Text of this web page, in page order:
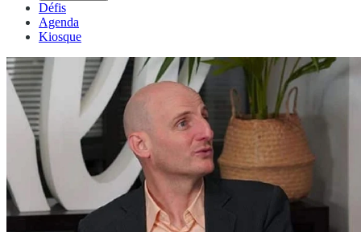
Défis
Agenda
Kiosque